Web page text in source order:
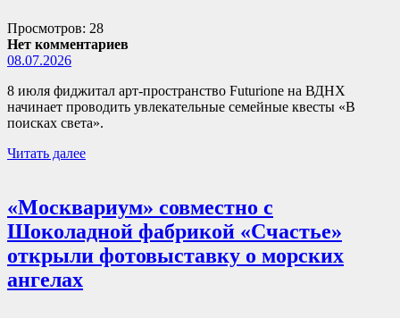
Просмотров: 28
Нет комментариев
08.07.2026
8 июля фиджитал арт-пространство Futurione на ВДНХ
начинает проводить увлекательные семейные квесты «В
поисках света».
Читать далее
«Москвариум» совместно с
Шоколадной фабрикой «Счастье»
открыли фотовыставку о морских
ангелах